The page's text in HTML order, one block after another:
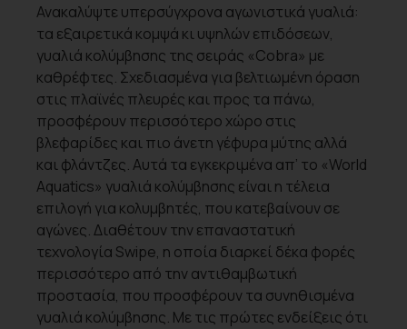
Ανακαλύψτε υπερσύγχρονα αγωνιστικά γυαλιά:
τα εξαιρετικά κομψά κι υψηλών επιδόσεων,
γυαλιά κολύμβησης της σειράς «Cobra» με
καθρέφτες. Σχεδιασμένα για βελτιωμένη όραση
στις πλαϊνές πλευρές και προς τα πάνω,
προσφέρουν περισσότερο χώρο στις
βλεφαρίδες και πιο άνετη γέφυρα μύτης αλλά
και φλάντζες. Αυτά τα εγκεκριμένα απ’ το «World
Aquatics» γυαλιά κολύμβησης είναι η τέλεια
επιλογή για κολυμβητές, που κατεβαίνουν σε
αγώνες. Διαθέτουν την επαναστατική
τεχνολογία Swipe, η οποία διαρκεί δέκα φορές
περισσότερο από την αντιθαμβωτική
προστασία, που προσφέρουν τα συνηθισμένα
γυαλιά κολύμβησης. Με τις πρώτες ενδείξεις ότι